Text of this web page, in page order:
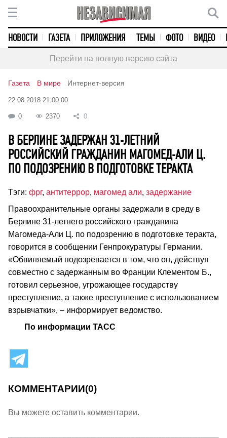
НОВОСТИ ГАЗЕТА ПРИЛОЖЕНИЯ ТЕМЫ ФОТО ВИДЕО
Перейти на полную версию сайта
Газета В мире Интернет-версия
22.08.2018 21:00:00
0 2370 0
В БЕРЛИНЕ ЗАДЕРЖАН 31-ЛЕТНИЙ
РОССИЙСКИЙ ГРАЖДАНИН МАГОМЕД-АЛИ Ц.
ПО ПОДОЗРЕНИЮ В ПОДГОТОВКЕ ТЕРАКТА
Тэги: фрг, антитеррор, магомед али, задержание
Правоохранительные органы задержали в среду в
Берлине 31-летнего российского гражданина
Магомеда-Али Ц. по подозрению в подготовке теракта,
говорится в сообщении Генпрокуратуры Германии.
«Обвиняемый подозревается в том, что он, действуя
совместно с задержанным во Франции Клементом Б.,
готовил серьезное, угрожающее государству
преступление, а также преступление с использованием
взрывчатки», – информирует ведомство.
По информации ТАСС
КОММЕНТАРИИ(0)
Вы можете оставить комментарии.